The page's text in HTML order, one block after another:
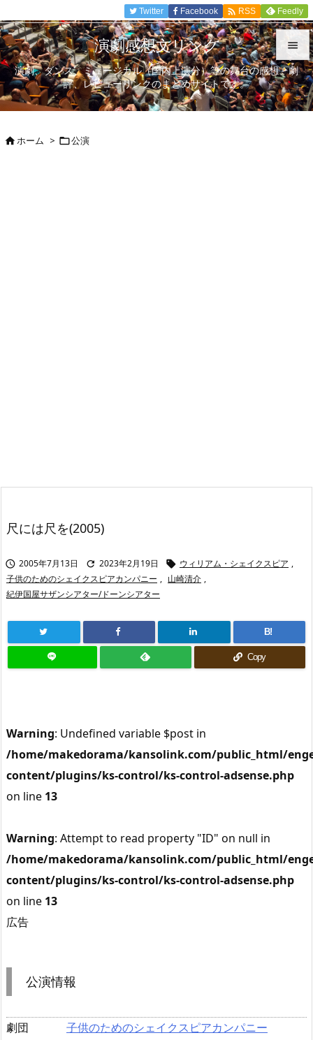


メニュ

Twitter Facebook  RSS Feedly
演劇感想文リンク
演劇、ダンス、ミュージカル（国内上演分）等の舞台の感想、劇
評、レビューリンクのまとめサイトです。
ホーム > 公演
尺には尺を(2005)
 2005年7月13日  2023年2月19日  ウィリアム・シェイクスピア ,
子供のためのシェイクスピアカンパニー , 山崎清介 ,
紀伊国屋サザンシアター/ドーンシアター
B!
Copy
Warning: Undefined variable $post in
/home/makedorama/kansolink.com/public_html/
content/plugins/ks-control/ks-control-adsense.php
on line 13
Warning: Attempt to read property "ID" on null in
/home/makedorama/kansolink.com/public_html/
content/plugins/ks-control/ks-control-adsense.php
on line 13
広告
公演情報
劇団
子供のためのシェイクスピアカンパニー